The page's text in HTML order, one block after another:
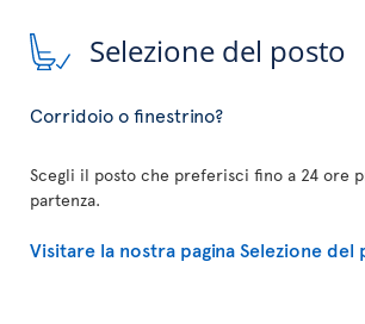
Selezione del posto
Corridoio o finestrino?
Scegli il posto che preferisci fino a 24 ore
partenza.
Visitare la nostra pagina Selezione del